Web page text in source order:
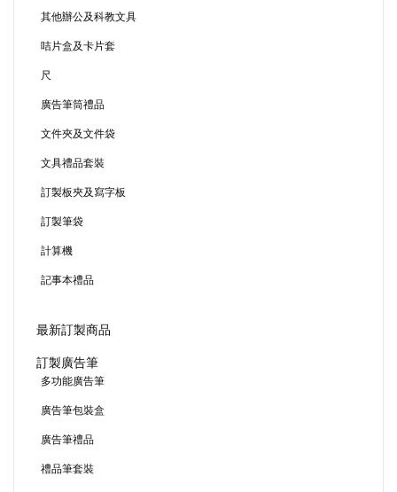
其他辦公及科教文具
咭片盒及卡片套
尺
廣告筆筒禮品
文件夾及文件袋
文具禮品套裝
訂製板夾及寫字板
訂製筆袋
計算機
記事本禮品
最新訂製商品
訂製廣告筆
多功能廣告筆
廣告筆包裝盒
廣告筆禮品
禮品筆套裝